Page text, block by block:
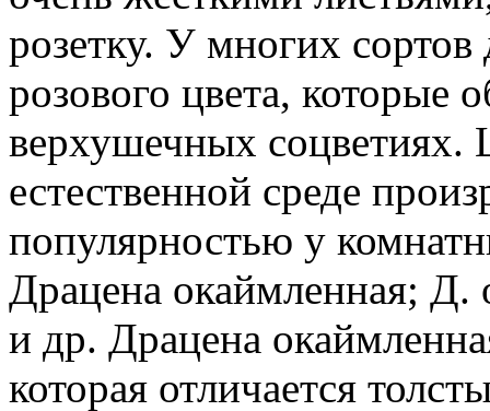
розетку. У многих
розового цвета, которые
верхушечных соцветиях.
естественной среде
популярностью у
Драцена окаймленная; Д.
и др. Драцена
которая отличается